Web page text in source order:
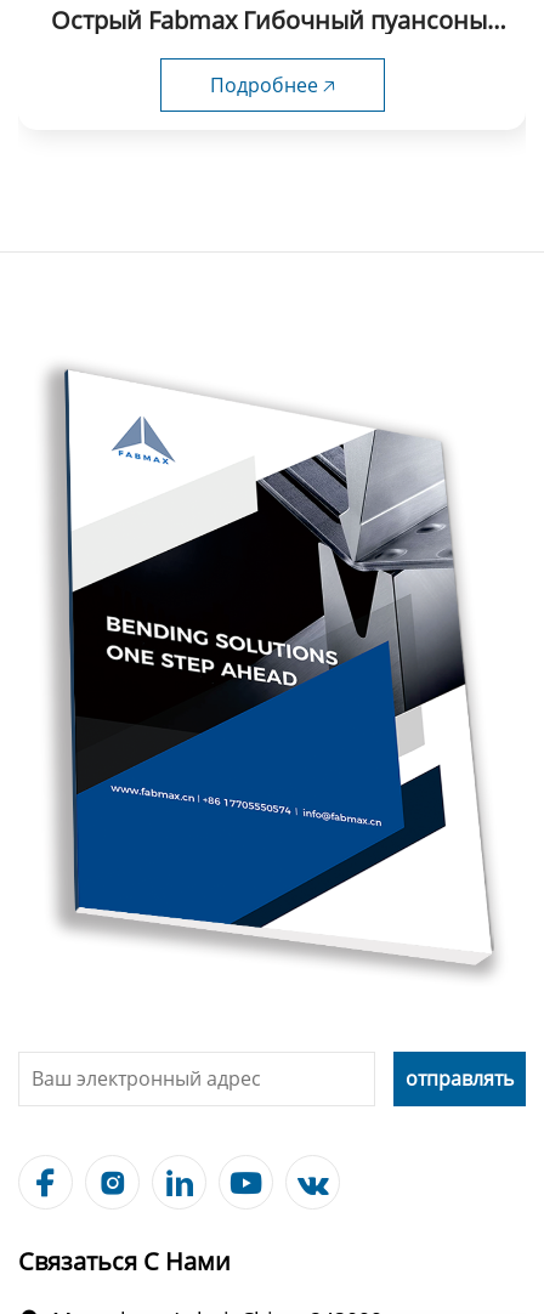
Острый Fabmax Гибочный пуансоны-
Подробнее 🡥
    
Связаться С Нами